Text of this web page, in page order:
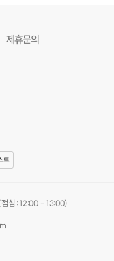
제휴문의
트
심 : 12:00 - 13:00)